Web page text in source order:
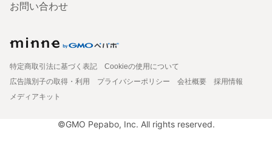
お問い合わせ
特定商取引法に基づく表記
Cookieの使用について
広告識別子の取得・利用
プライバシーポリシー 会社概要
採用情報
メディアキット
©GMO Pepabo, Inc. All rights reserved.